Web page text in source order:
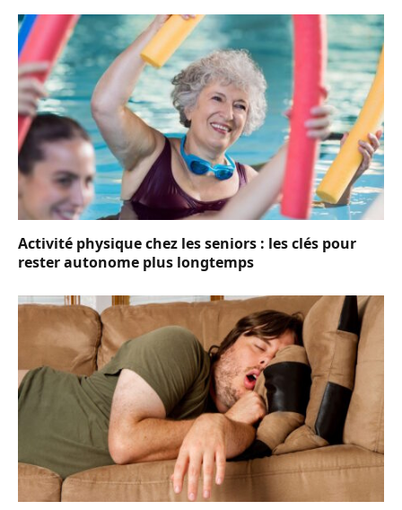
Activité physique chez les seniors : les clés pour
rester autonome plus longtemps